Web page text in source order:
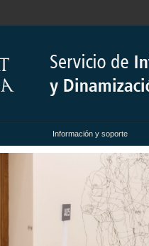
Información y soporte